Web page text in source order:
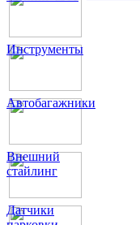
Инструменты
Автобагажники
Внешний
стайлинг
Датчики